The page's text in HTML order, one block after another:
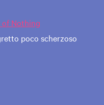
of Nothing
poco scherzoso